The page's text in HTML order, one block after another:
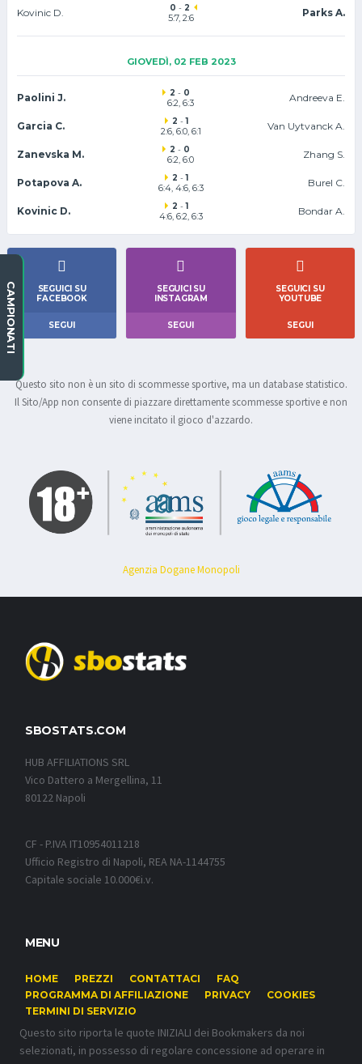
Kovinic D. 0 - 2
5:7, 2:6 Parks A.
GIOVEDÌ, 02 FEB 2023
Paolini J. 2 - 0
6:2, 6:3 Andreeva E.
Garcia C. 2 -1
2:6, 6:0, 6:1 Van Uytvanck A.
Zanevska M. 2 - 0
6:2, 6:0 Zhang S.
Potapova A. 2 -1
6:4, 4:6, 6:3 Burel C.
Kovinic D. 2 -1
4:6, 6:2, 6:3 Bondar A.
SEGUICI SU
FACEBOOK
SEGUI
SEGUICI SU
INSTAGRAM
SEGUI
SEGUICI SU
YOUTUBE
SEGUI
Questo sito non è un sito di scommesse sportive, ma un database statistico.
Il Sito/App non consente di piazzare direttamente scommesse sportive e non
viene incitato il gioco d'azzardo.
Agenzia Dogane Monopoli
SBOSTATS.COM
HUB AFFILIATIONS SRL
Vico Dattero a Mergellina, 11
80122 Napoli
CF - P.IVA IT10954011218
Ufficio Registro di Napoli, REA NA-1144755
Capitale sociale 10.000€i.v.
MENU
HOME PREZZI CONTATTACI
FAQ
PROGRAMMA DI AFFILIAZIONE
PRIVACY
COOKIES
TERMINI DI SERVIZIO
Questo sito riporta le quote INIZIALI dei Bookmakers da noi
selezionati, in possesso di regolare concessione ad operare in
CAMPIONATI